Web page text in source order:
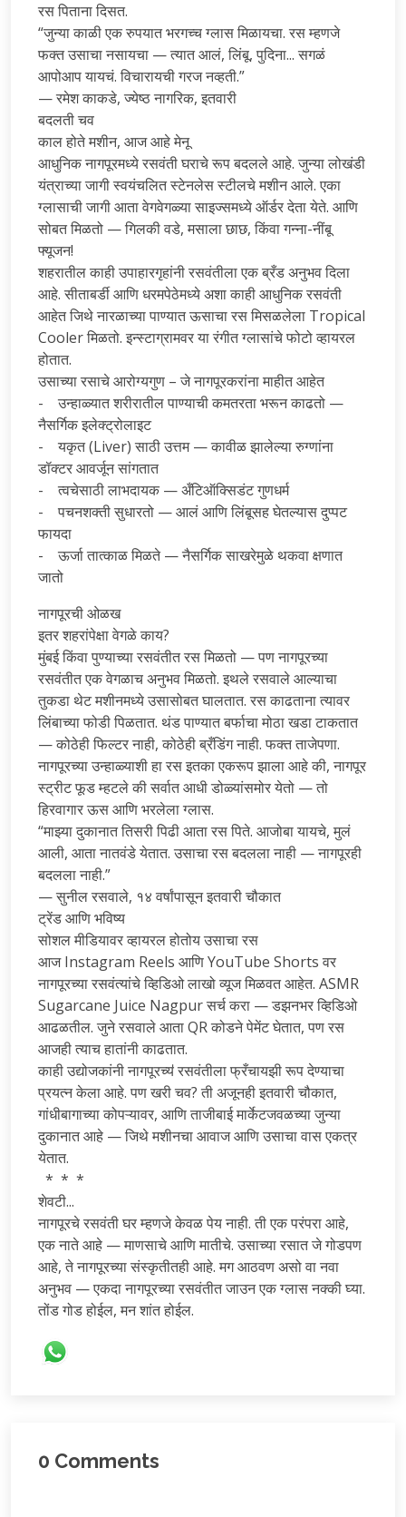
रस पिताना दिसत.
“जुन्या काळी एक रुपयात भरगच्च ग्लास मिळायचा. रस म्हणजे
फक्त उसाचा नसायचा — त्यात आलं, लिंबू, पुदिना... सगळं
आपोआप यायचं. विचारायची गरज नव्हती.”
— रमेश काकडे, ज्येष्ठ नागरिक, इतवारी
बदलती चव
काल होते मशीन, आज आहे मेनू
आधुनिक नागपूरमध्ये रसवंती घराचे रूप बदलले आहे. जुन्या लोखंडी
यंत्राच्या जागी स्वयंचलित स्टेनलेस स्टीलचे मशीन आले. एका
ग्लासाची जागी आता वेगवेगळ्या साइज्समध्ये ऑर्डर देता येते. आणि
सोबत मिळतो — गिलकी वडे, मसाला छाछ, किंवा गन्ना-नींबू
फ्यूजन!
शहरातील काही उपाहारगृहांनी रसवंतीला एक ब्रँड अनुभव दिला
आहे. सीताबर्डी आणि धरमपेठेमध्ये अशा काही आधुनिक रसवंती
आहेत जिथे नारळाच्या पाण्यात ऊसाचा रस मिसळलेला Tropical
Cooler मिळतो. इन्स्टाग्रामवर या रंगीत ग्लासांचे फोटो व्हायरल
होतात.
उसाच्या रसाचे आरोग्यगुण – जे नागपूरकरांना माहीत आहेत
- उन्हाळ्यात शरीरातील पाण्याची कमतरता भरून काढतो —
नैसर्गिक इलेक्ट्रोलाइट
- यकृत (Liver) साठी उत्तम — कावीळ झालेल्या रुग्णांना
डॉक्टर आवर्जून सांगतात
- त्वचेसाठी लाभदायक — अँटिऑक्सिडंट गुणधर्म
- पचनशक्ती सुधारतो — आलं आणि लिंबूसह घेतल्यास दुप्पट
फायदा
- ऊर्जा तात्काळ मिळते — नैसर्गिक साखरेमुळे थकवा क्षणात
जातो
नागपूरची ओळख
इतर शहरांपेक्षा वेगळे काय?
मुंबई किंवा पुण्याच्या रसवंतीत रस मिळतो — पण नागपूरच्या
रसवंतीत एक वेगळाच अनुभव मिळतो. इथले रसवाले आल्याचा
तुकडा थेट मशीनमध्ये उसासोबत घालतात. रस काढताना त्यावर
लिंबाच्या फोडी पिळतात. थंड पाण्यात बर्फाचा मोठा खडा टाकतात
— कोठेही फिल्टर नाही, कोठेही ब्रँडिंग नाही. फक्त ताजेपणा.
नागपूरच्या उन्हाळ्याशी हा रस इतका एकरूप झाला आहे की, नागपूर
स्ट्रीट फूड म्हटले की सर्वात आधी डोळ्यांसमोर येतो — तो
हिरवागार ऊस आणि भरलेला ग्लास.
“माझ्या दुकानात तिसरी पिढी आता रस पिते. आजोबा यायचे, मुलं
आली, आता नातवंडे येतात. उसाचा रस बदलला नाही — नागपूरही
बदलला नाही.”
— सुनील रसवाले, १४ वर्षांपासून इतवारी चौकात
ट्रेंड आणि भविष्य
सोशल मीडियावर व्हायरल होतोय उसाचा रस
आज Instagram Reels आणि YouTube Shorts वर
नागपूरच्या रसवंत्यांचे व्हिडिओ लाखो व्यूज मिळवत आहेत. ASMR
Sugarcane Juice Nagpur सर्च करा — डझनभर व्हिडिओ
आढळतील. जुने रसवाले आता QR कोडने पेमेंट घेतात, पण रस
आजही त्याच हातांनी काढतात.
काही उद्योजकांनी नागपूरच्यऺ रसवंतीला फ्रँचायझी रूप देण्याचा
प्रयत्न केला आहे. पण खरी चव? ती अजूनही इतवारी चौकात,
गांधीबागाच्या कोपऱ्यावर, आणि ताजीबाई मार्केटजवळच्या जुन्या
दुकानात आहे — जिथे मशीनचा आवाज आणि उसाचा वास एकत्र
येतात.
* * *
शेवटी...
नागपूरचे रसवंती घर म्हणजे केवळ पेय नाही. ती एक परंपरा आहे,
एक नाते आहे — माणसाचे आणि मातीचे. उसाच्या रसात जे गोडपण
आहे, ते नागपूरच्या संस्कृतीतही आहे. मग आठवण असो वा नवा
अनुभव — एकदा नागपूरच्या रसवंतीत जाउन एक ग्लास नक्की घ्या.
तोंड गोड होईल, मन शांत होईल.
0 Comments